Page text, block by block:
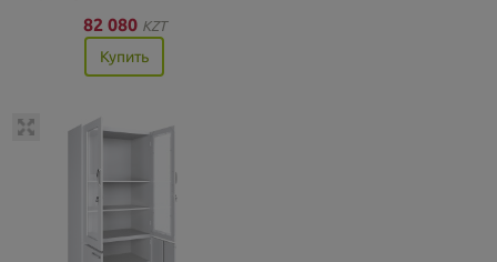
82 080 KZT
Купить